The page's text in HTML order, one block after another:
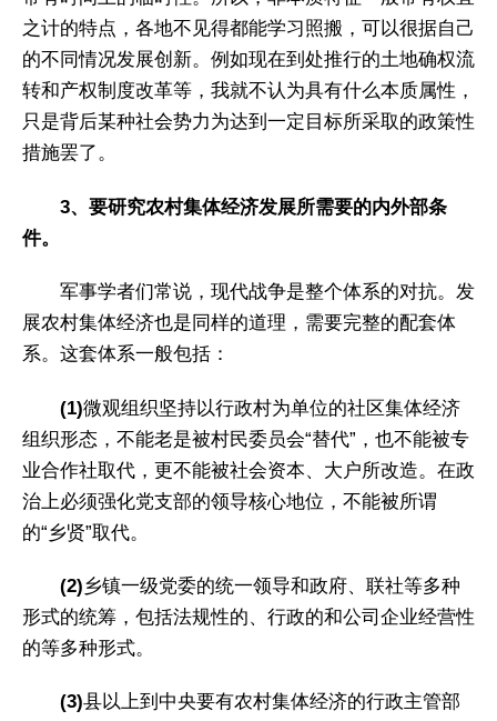
之计的特点，各地不见得都能学习照搬，可以很据自己
的不同情况发展创新。例如现在到处推行的土地确权流
转和产权制度改革等，我就不认为具有什么本质属性，
只是背后某种社会势力为达到一定目标所采取的政策性
措施罢了。
3、要研究农村集体经济发展所需要的内外部条
件。
军事学者们常说，现代战争是整个体系的对抗。发
展农村集体经济也是同样的道理，需要完整的配套体
系。这套体系一般包括：
(1)微观组织坚持以行政村为单位的社区集体经济
组织形态，不能老是被村民委员会“替代”，也不能被专
业合作社取代，更不能被社会资本、大户所改造。在政
治上必须强化党支部的领导核心地位，不能被所谓
的“乡贤”取代。
(2)乡镇一级党委的统一领导和政府、联社等多种
形式的统筹，包括法规性的、行政的和公司企业经营性
的等多种形式。
(3)县以上到中央要有农村集体经济的行政主管部